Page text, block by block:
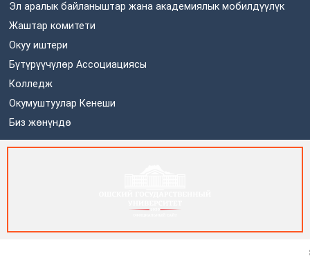
Эл аралык байланыштар жана академиялык мобилдүүлүк
Жаштар комитети
Окуу иштери
Бүтүрүүчүлөр Ассоциациясы
Колледж
Окумуштуулар Кенеши
Биз жөнүндө